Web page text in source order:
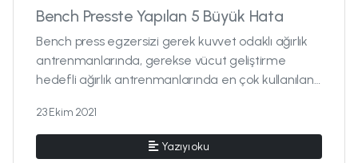
Bench Presste Yapılan 5 Büyük Hata
Bench press egzersizi gerek kuvvet odaklı ağırlık
antrenmanlarında, gerekse vücut geliştirme
hedefli ağırlık antrenmanlarında en çok kullanılan
23 Ekim 2021
Yazıyı oku